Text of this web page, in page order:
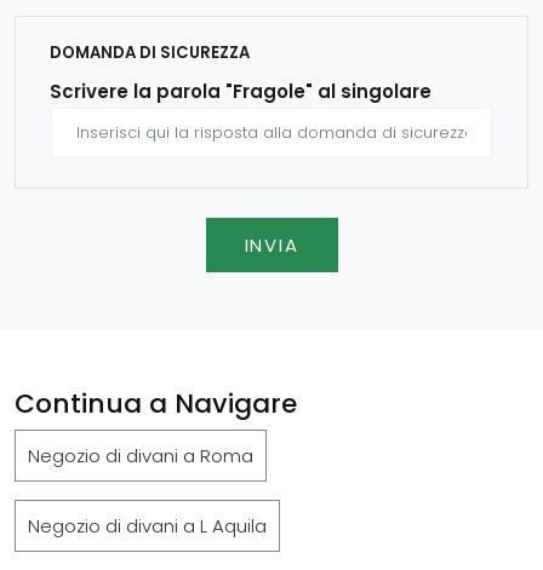
DOMANDA DI SICUREZZA
Scrivere la parola "Fragole" al singolare
INVIA
Continua a Navigare
Negozio di divani a Roma
Negozio di divani a L Aquila